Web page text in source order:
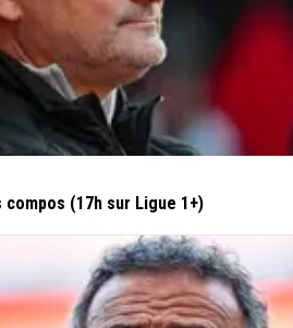
(17h sur Ligue 1+)